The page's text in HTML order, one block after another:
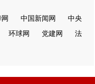
中国新闻网
中央
环球网 党建网
法